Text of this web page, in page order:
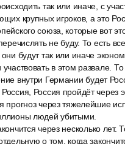
так или иначе, с
крупных игроков, а это
союза, которые вот
не буду. То есть
будут так или иначе
участвовать в этом развале. То
внутри Германии будет
Россия пройдёт через
прогноз через тяжелейшие
людей убитыми.
через несколько лет.
о том, когда